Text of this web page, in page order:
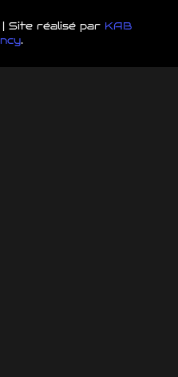
| Site réalisé par KAB
.